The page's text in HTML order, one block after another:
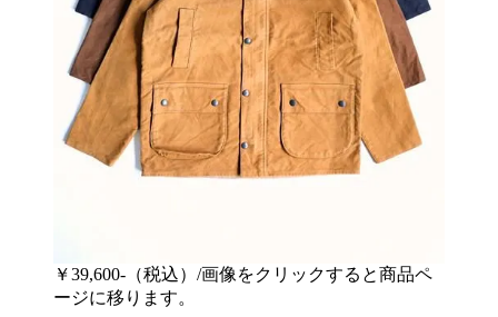
￥39,600-（税込）/画像をクリックすると商品ペ
ージに移ります。